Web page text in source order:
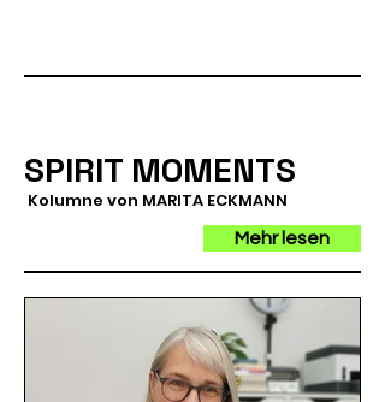
SPIRIT MOMENTS
Kolumne von MARITA ECKMANN
Mehr lesen